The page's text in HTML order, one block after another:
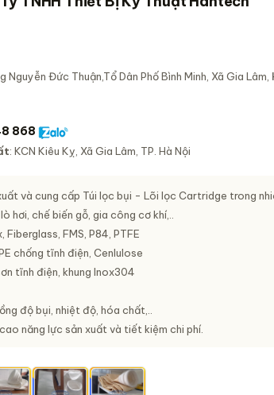
Nguyễn Đức Thuận,Tổ Dân Phố Bình Minh, Xã Gia Lâm,
868
: KCN Kiêu Kỵ, Xã Gia Lâm, TP. Hà Nội
và cung cấp Túi lọc bụi - Lõi lọc Cartridge trong
hơi, chế biến gỗ, gia công cơ khí,..
Fiberglass, FMS, P84, PTFE
chống tĩnh điện, Cenlulose
tĩnh điện, khung Inox304
độ bụi, nhiệt độ, hóa chất,..
năng lực sản xuất và tiết kiệm chi phí.